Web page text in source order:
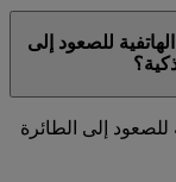
للصعود إلى
للصعود إلى الطائرة